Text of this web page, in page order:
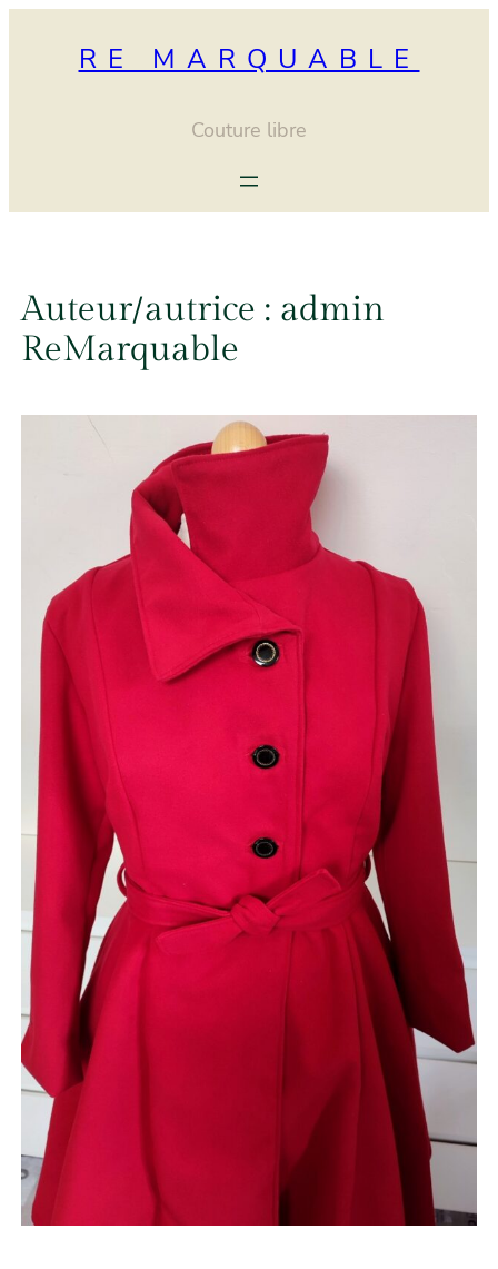
RE MARQUABLE
Couture libre
Auteur/autrice : admin
ReMarquable